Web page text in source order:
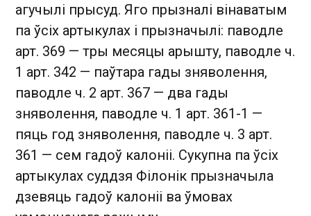
агучылі прысуд. Яго прызналі вінаватым
па ўсіх артыкулах і прызначылі: паводле
арт. 369 — тры месяцы арышту, паводле ч.
1 арт. 342 — паўтара гады зняволення,
паводле ч. 2 арт. 367 — два гады
зняволення, паводле ч. 1 арт. 361-1 —
пяць год зняволення, паводле ч. 3 арт.
361 — сем гадоў калоніі. Сукупна па ўсіх
артыкулах суддзя Філонік прызначыла
дзевяць гадоў калоніі ва ўмовах